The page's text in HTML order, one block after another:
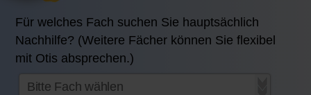
Für welches Fach suchen Sie hauptsächlich
Nachhilfe? (Weitere Fächer können Sie flexibel
mit Otis absprechen.)